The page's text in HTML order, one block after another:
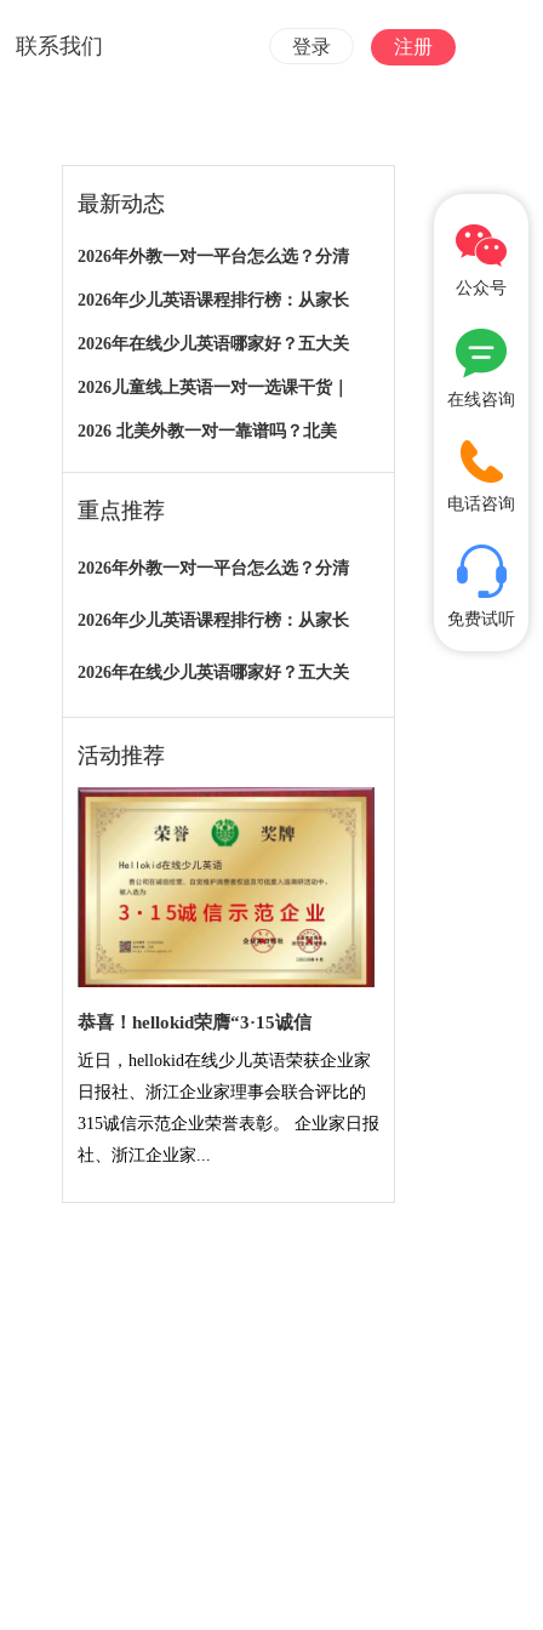
联系我们 登录 注册
最新动态
2026年外教一对一平台怎么选？分清
2026年少儿英语课程排行榜：从家长
2026年在线少儿英语哪家好？五大关
2026儿童线上英语一对一选课干货｜
2026 北美外教一对一靠谱吗？北美
重点推荐
2026年外教一对一平台怎么选？分清
2026年少儿英语课程排行榜：从家长
2026年在线少儿英语哪家好？五大关
活动推荐
恭喜！hellokid荣膺“3·15诚信
近日，hellokid在线少儿英语荣获企业家
日报社、浙江企业家理事会联合评比的
315诚信示范企业荣誉表彰。 企业家日报
社、浙江企业家...
公众号
在线咨询
电话咨询
免费试听